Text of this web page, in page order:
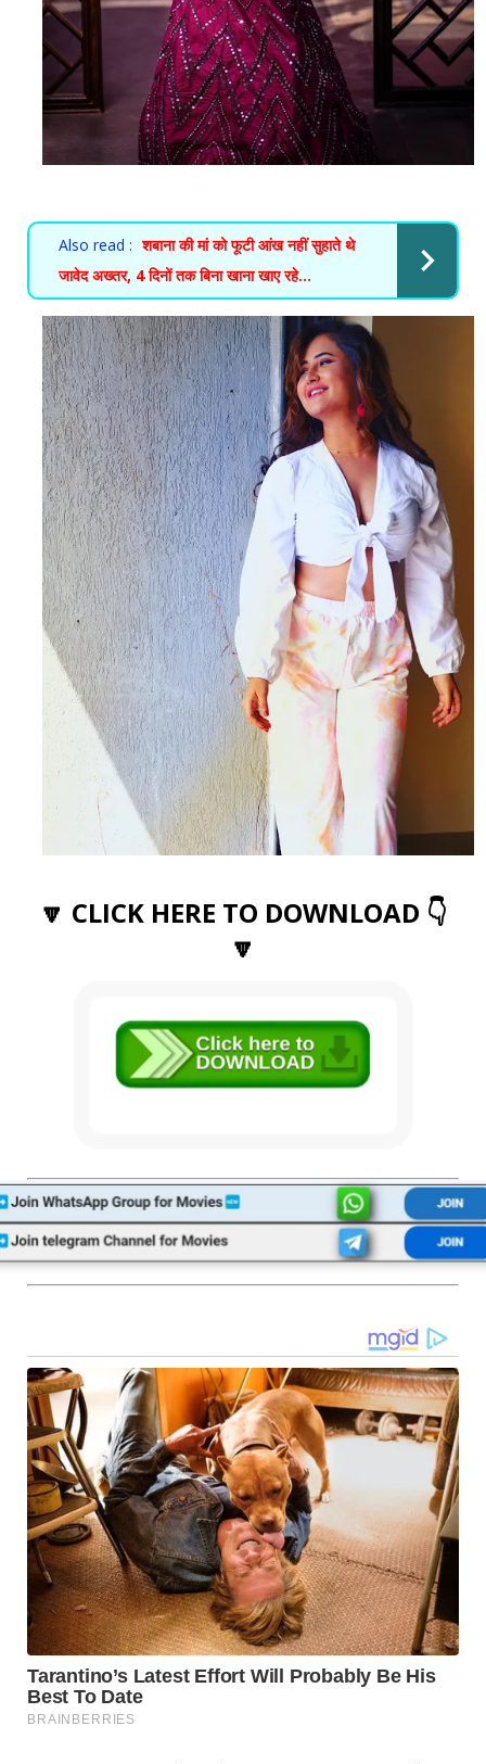
Also read : शबाना की मां को फूटी आंख नहीं सुहाते थे
जावेद अख्तर, 4 दिनों तक बिना खाना खाए रहे...
🔽 CLICK HERE TO DOWNLOAD 👇
🔽